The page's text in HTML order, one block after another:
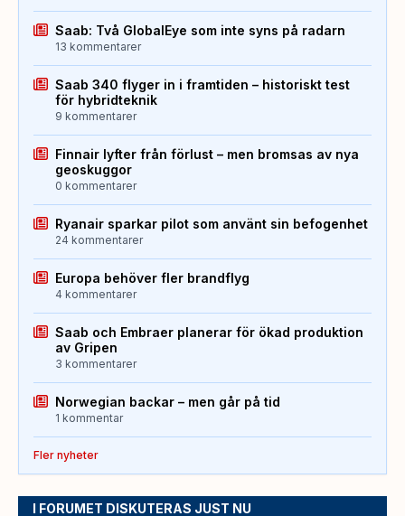
Saab: Två GlobalEye som inte syns på radarn
13 kommentarer
Saab 340 flyger in i framtiden – historiskt test
för hybridteknik
9 kommentarer
Finnair lyfter från förlust – men bromsas av nya
geoskuggor
0 kommentarer
Ryanair sparkar pilot som använt sin befogenhet
24 kommentarer
Europa behöver fler brandflyg
4 kommentarer
Saab och Embraer planerar för ökad produktion
av Gripen
3 kommentarer
Norwegian backar – men går på tid
1 kommentar
Fler nyheter
I FORUMET DISKUTERAS JUST NU